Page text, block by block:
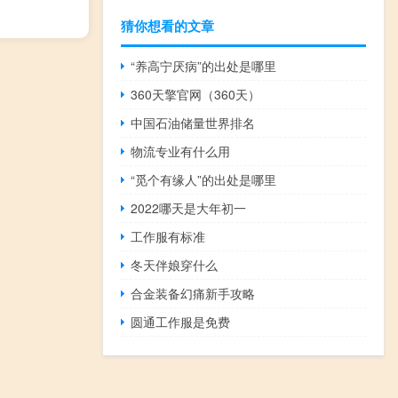
猜你想看的文章
“养高宁厌病”的出处是哪里
360天擎官网（360天）
中国石油储量世界排名
物流专业有什么用
“觅个有缘人”的出处是哪里
2022哪天是大年初一
工作服有标准
冬天伴娘穿什么
合金装备幻痛新手攻略
圆通工作服是免费